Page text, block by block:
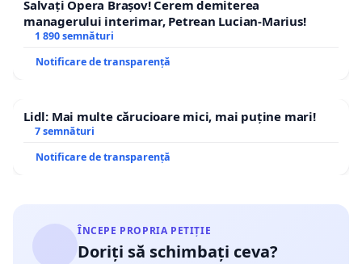
Salvați Opera Brașov! Cerem demiterea
managerului interimar, Petrean Lucian-Marius!
1 890 semnături
Notificare de transparență
Lidl: Mai multe cărucioare mici, mai puține mari!
7 semnături
Notificare de transparență
ÎNCEPE PROPRIA PETIȚIE
Doriți să schimbați ceva?